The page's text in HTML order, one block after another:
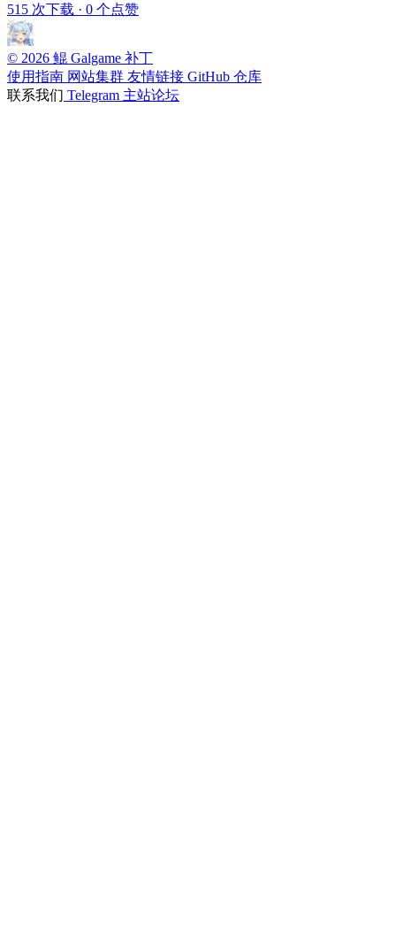
515 次下载 · 0 个点赞
© 2026 鲲 Galgame 补丁
使用指南 网站集群 友情链接 GitHub 仓库
联系我们 Telegram 主站论坛